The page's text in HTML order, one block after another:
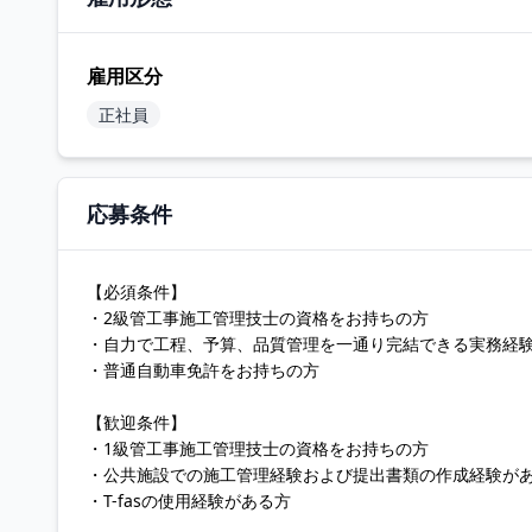
雇用区分
正社員
応募条件
【必須条件】
・2級管工事施工管理技士の資格をお持ちの方
・自力で工程、予算、品質管理を一通り完結できる実務経
・普通自動車免許をお持ちの方
【歓迎条件】
・1級管工事施工管理技士の資格をお持ちの方
・公共施設での施工管理経験および提出書類の作成経験が
・T-fasの使用経験がある方